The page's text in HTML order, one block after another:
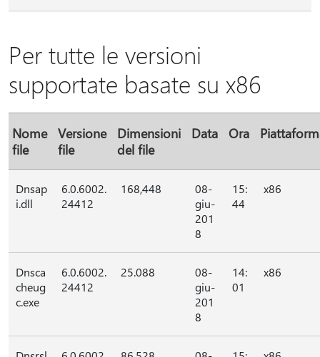
Per tutte le versioni
supportate basate su x86
Nome
file
Versione
file
Dimensioni
del file
Data Ora
Dnsap
i.dll
6.0.6002.
24412
168,448
08-
giu-
201
8
15:
44
x86
Dnsca
cheug
c.exe
6.0.6002.
24412
25.088
08-
giu-
201
8
14:
01
x86